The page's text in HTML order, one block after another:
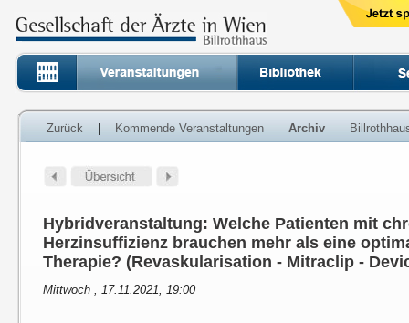
Zurück Kommende Veranstaltungen Archiv
Hybridveranstaltung: Welche Patienten mit
Herzinsuffizienz brauchen mehr als eine
Therapie? (Revaskularisation - Mitraclip -
Mittwoch , 17.11.2021, 19:00